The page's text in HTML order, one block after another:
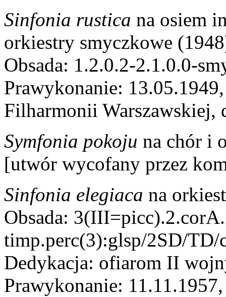
Sinfonia rustica na osiem
orkiestry smyczkowe
Obsada: 1.2.0.2-2.1.0.0-
Prawykonanie:
Filharmonii Warszawskiej,
Symfonia pokoju na chór i
[utwór wycofany przez
Sinfonia elegiaca na
Obsada:
timp.perc(3):glsp/2SD/TD/
Dedykacja: ofiarom II
Prawykonanie: